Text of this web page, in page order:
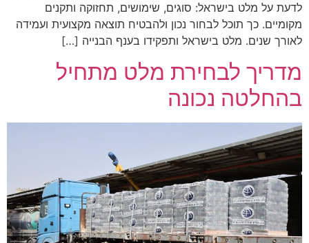
לדעת על מלט בישראל: סוגים, שימושים, תחזוקה ותקנים
מקומיים. כך תוכל לבחור נכון ולהבטיח תוצאה מקצועית ועמידה
לאורך שנים. מלט בישראל ותפקידו בענף הבנייה […]
מדריך לבחירת מלט מתחיל
בהחלטה נכונה